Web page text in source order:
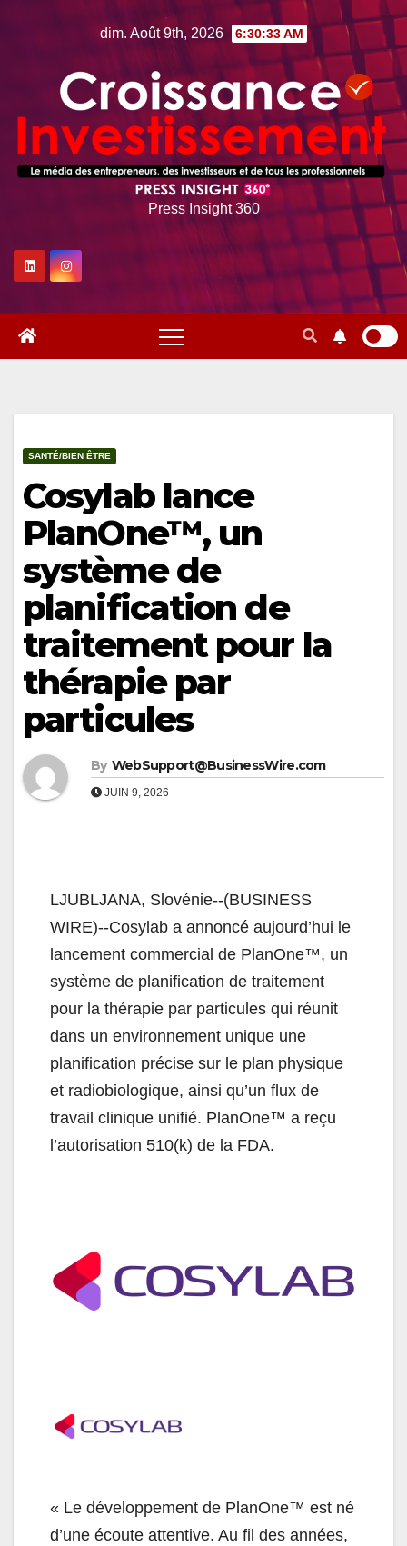
dim. Août 9th, 2026 6:30:34 AM
Press Insight 360
SANTÉ/BIEN ÊTRE
Cosylab lance
PlanOne™, un
système de
planification de
traitement pour la
thérapie par
particules
By WebSupport@BusinessWire.com
JUIN 9, 2026
LJUBLJANA, Slovénie--(BUSINESS
WIRE)--Cosylab a annoncé aujourd’hui le
lancement commercial de PlanOne™, un
système de planification de traitement
pour la thérapie par particules qui réunit
dans un environnement unique une
planification précise sur le plan physique
et radiobiologique, ainsi qu’un flux de
travail clinique unifié. PlanOne™ a reçu
l’autorisation 510(k) de la FDA.
« Le développement de PlanOne™ est né
d’une écoute attentive. Au fil des années,